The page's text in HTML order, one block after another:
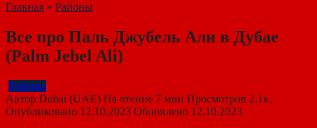
Главная » Районы
Все про Паль Джубель Али в Дубае
(Palm Jebel Ali)
Районы
Автор Dubai (UAE) На чтение 7 мин Просмотров 2.1к.
Опубликовано 12.10.2023 Обновлено 12.10.2023